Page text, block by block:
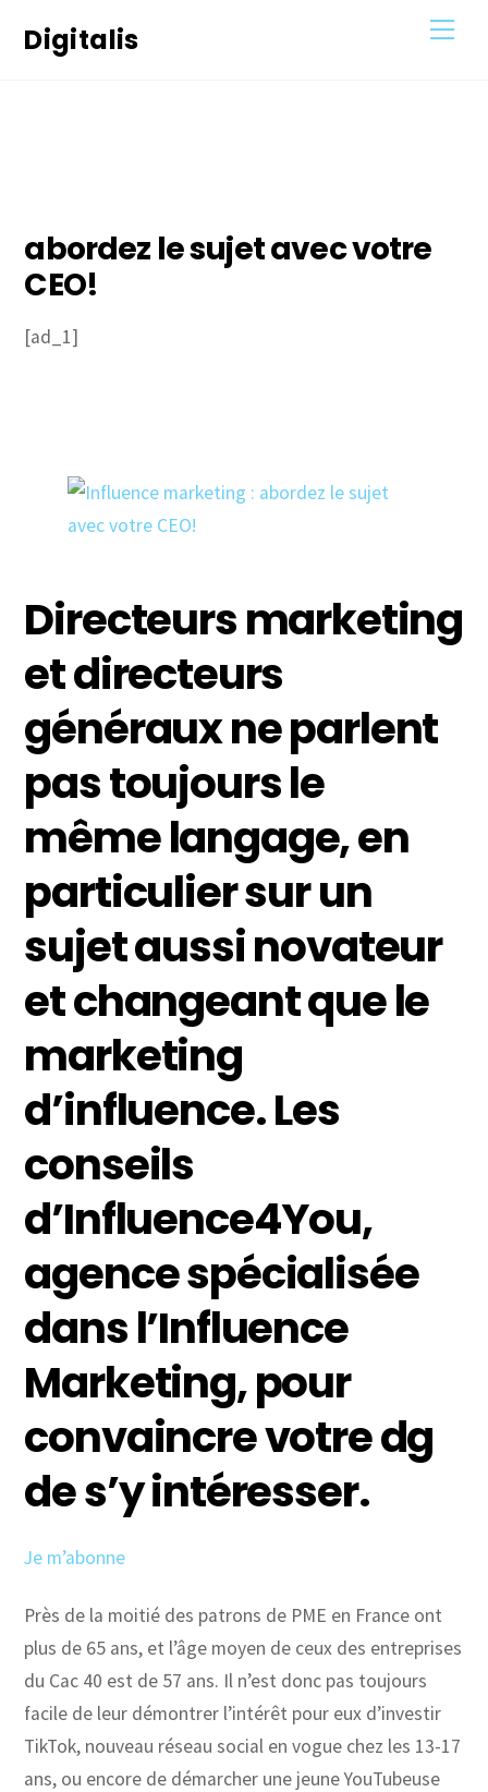
Digitalis
abordez le sujet avec votre
CEO!
[ad_1]
Directeurs marketing
et directeurs
généraux ne parlent
pas toujours le
même langage, en
particulier sur un
sujet aussi novateur
et changeant que le
marketing
d’influence. Les
conseils
d’Influence4You,
agence spécialisée
dans l’Influence
Marketing, pour
convaincre votre dg
de s’y intéresser.
Je m’abonne
Près de la moitié des patrons de PME en France ont
plus de 65 ans, et l’âge moyen de ceux des entreprises
du Cac 40 est de 57 ans. Il n’est donc pas toujours
facile de leur démontrer l’intérêt pour eux d’investir
TikTok, nouveau réseau social en vogue chez les 13-17
ans, ou encore de démarcher une jeune YouTubeuse